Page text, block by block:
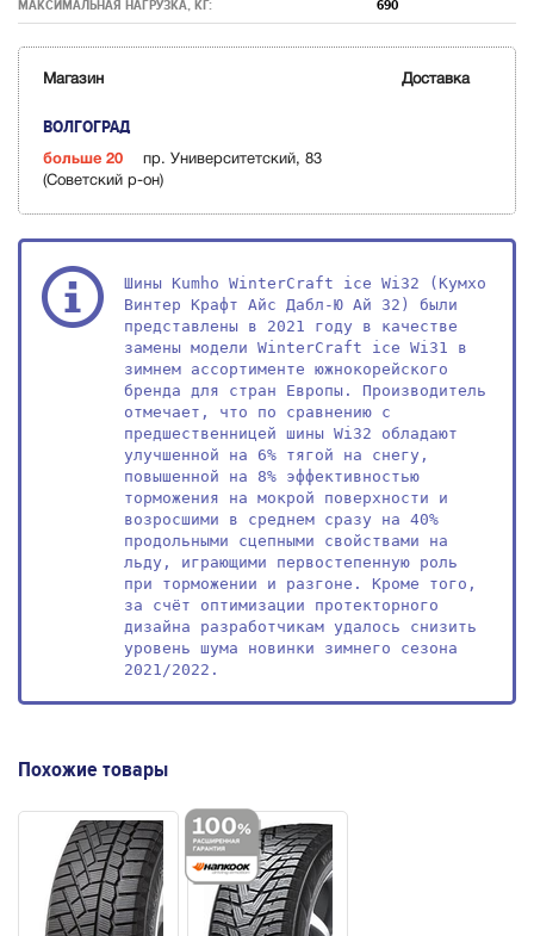
МАКСИМАЛЬНАЯ НАГРУЗКА, КГ: 690
Магазин Доставка
ВОЛГОГРАД
больше 20
пр. Университетский, 83
(Советский р-он)
Шины Kumho WinterCraft ice Wi32 (Кумхо
Винтер Крафт Айс Дабл-Ю Ай 32) были
представлены в 2021 году в качестве
замены модели WinterCraft ice Wi31 в
зимнем ассортименте южнокорейского
бренда для стран Европы. Производитель
отмечает, что по сравнению с
предшественницей шины Wi32 обладают
улучшенной на 6% тягой на снегу,
повышенной на 8% эффективностью
торможения на мокрой поверхности и
возросшими в среднем сразу на 40%
продольными сцепными свойствами на
льду, играющими первостепенную роль
при торможении и разгоне. Кроме того,
за счёт оптимизации протекторного
дизайна разработчикам удалось снизить
уровень шума новинки зимнего сезона
2021/2022.
Похожие товары